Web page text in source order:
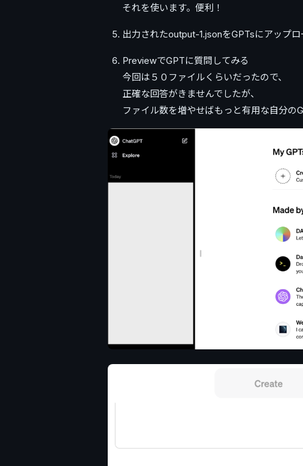
それを使います。便利！
出力されたoutput-1.jsonをGPTsにアップロ
PreviewでGPTに質問してみる
今回は５０ファイルくらいだったので、
正確な回答がきませんでしたが、
ファイル数を増やせばもっと有用な自分の